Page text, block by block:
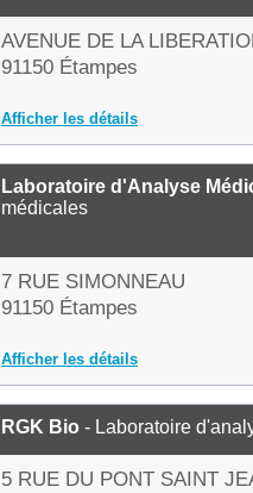
AVENUE DE LA
91150 Étampes
Afficher les détails
Laboratoire d'Analyse
médicales
7 RUE SIMONNEAU
91150 Étampes
Afficher les détails
RGK Bio - Laboratoire
5 RUE DU PONT SAINT